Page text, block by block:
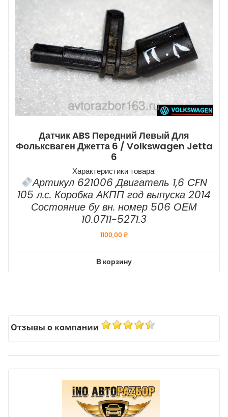
Датчик ABS Передний Левый Для
Фольксваген Джетта 6 / Volkswagen Jetta
6
Характеристики товара:
Артикул 621006 Двигатель 1,6 CFN
105 л.с. Коробка АКПП год выпуска 2014
Состояние бу вн. номер 506 ОЕМ
10.0711-5271.3
1100,00₽
В корзину